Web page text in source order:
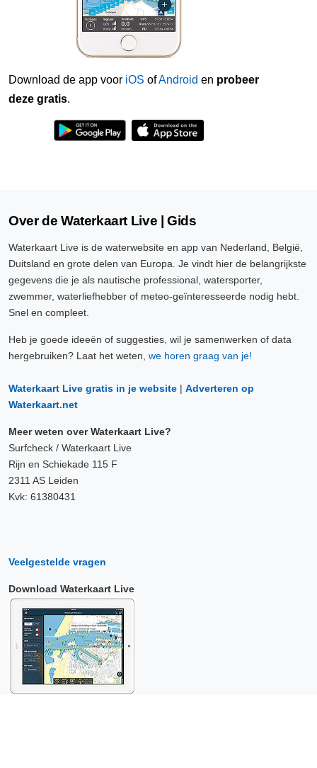
Download de app voor iOS ofAndroid en probeer
deze gratis.
Over de Waterkaart Live | Gids
Waterkaart Live is de waterwebsite en app van Nederland, België,
Duitsland en grote delen van Europa. Je vindt hier de belangrijkste
gegevens die je als nautische professional, watersporter,
zwemmer, waterliefhebber of meteo-geïnteresseerde nodig hebt.
Snel en compleet.
Heb je goede ideeën of suggesties, wil je samenwerken of data
hergebruiken? Laat het weten, we horen graag van je!
Waterkaart Live gratis in je website | Adverteren op
Waterkaart.net
Meer weten over Waterkaart Live?
Surfcheck / Waterkaart Live
Rijn en Schiekade 115 F
2311 AS Leiden
Kvk: 61380431
Veelgestelde vragen
Download Waterkaart Live